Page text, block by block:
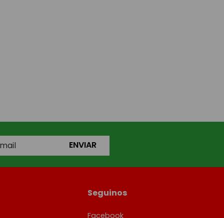
ENVIAR
Seguinos
Facebook